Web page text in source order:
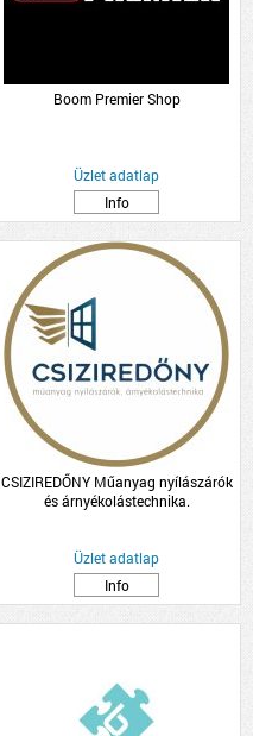
Boom Premier Shop
Üzlet adatlap
Info
CSIZIREDŐNY Műanyag nyílászárók
és árnyékolástechnika.
Üzlet adatlap
Info